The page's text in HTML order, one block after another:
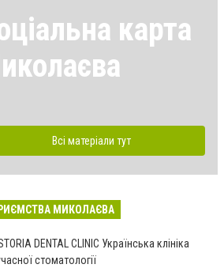
карта
Всі матеріали тут
МИКОЛАЄВА
DENTAL CLINIC Українська клініка
стоматології